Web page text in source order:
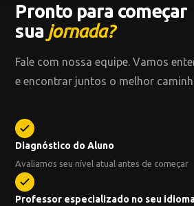
Pronto para começar
sua jornada?
Fale com nossa equipe. Vamos
e encontrar juntos o melhor
Diagnóstico do Aluno
Avaliamos seu nível atual antes de começar
Professor especializado no seu